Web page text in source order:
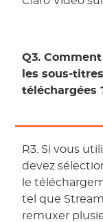
Q3.
les sous-
téléchargées
R3. Si vous
devez
le
tel que
remuxer